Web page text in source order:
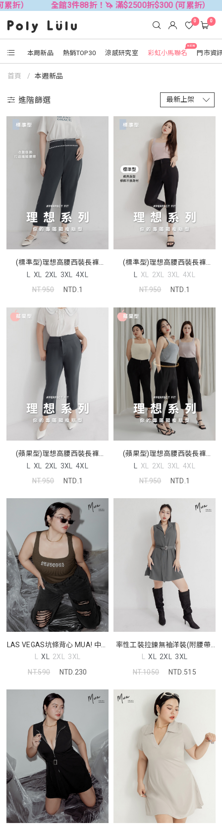
全館3件88折！🦄 滿$2500折$300 (可累折） 全館3件
本周新品 熱銷TOP30 涼感研究室
NEW
彩虹小馬聯名 門市資
0 0
首頁 本週新品
進階篩選
(標準型)理想高腰西裝長褲
MISS. 中大尺碼褲子
L XL 2XL 3XL 4XL
NT.950
NTD.1
(標準型)理想高腰西裝長褲
MISS. 中大尺碼褲子
L XL 2XL 3XL 4XL
NT.950
NTD.1
(蘋果型)理想高腰西裝長褲
MISS. 中大尺碼褲子
L XL 2XL 3XL 4XL
NT.950
NTD.1
(蘋果型)理想高腰西裝長褲
MISS. 中大尺碼褲子
L XL 2XL 3XL 4XL
NT.950
NTD.1
LAS VEGAS坑條背心 MUA! 中大
尺碼上衣
L XL 2XL 3XL
NT.590
NTD.230
率性工裝拉鍊無袖洋裝(附腰帶)
MUA! 中大尺碼洋裝
L XL 2XL 3XL
NT.1050
NTD.515